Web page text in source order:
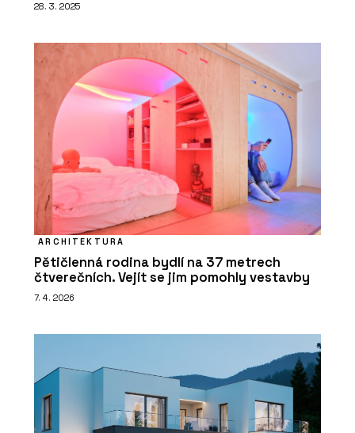
28. 3. 2025
ARCHITEKTURA
Pětičlenná rodina bydlí na 37 metrech
čtverečních. Vejít se jim pomohly vestavby
7. 4. 2026